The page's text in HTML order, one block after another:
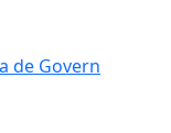
de Govern